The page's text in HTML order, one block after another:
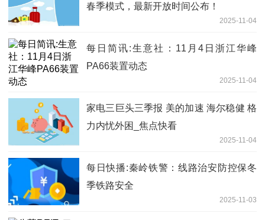
春季模式，最新开放时间公布！
2025-11-04
每日简讯:生意社：11月4日浙江华峰
PA66装置动态
2025-11-04
家电三巨头三季报 美的加速 海尔稳健 格
力内忧外困_焦点快看
2025-11-04
每日快播:秦岭铁警：线路治安防控保冬
季铁路安全
2025-11-03